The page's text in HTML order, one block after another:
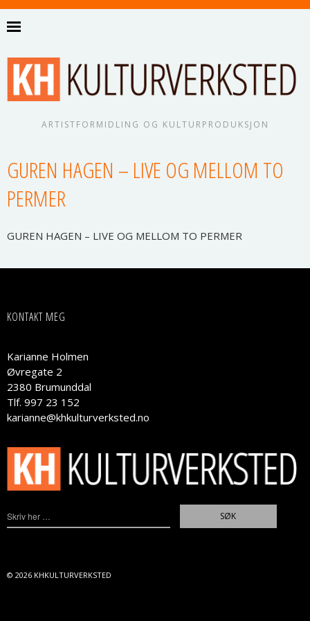
ARTISTFORMIDLING OG KULTURPRODUKSJON
GUREN HAGEN – LIVE OG MELLOM TO
PERMER
GUREN HAGEN – LIVE OG MELLOM TO PERMER
KONTAKT MEG
Karianne Holmen
Øvregate 2
2380 Brumunddal
Tlf. 997 23 152
karianne@khkulturverksted.no
© 2026 KHKULTURVERKSTED